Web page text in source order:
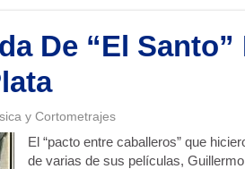
De “El Santo”
y Cortometrajes
El “pacto entre caballeros” que
de varias de sus películas,